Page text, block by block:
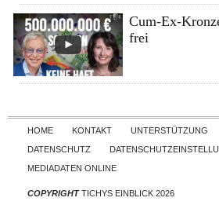
Cum-Ex-
frei
Skip to
HOME KONTAKT UNTERSTÜTZUNG
DATENSCHUTZ
MEDIADATEN ONLINE
COPYRIGHTTICHYS EINBLICK 2026